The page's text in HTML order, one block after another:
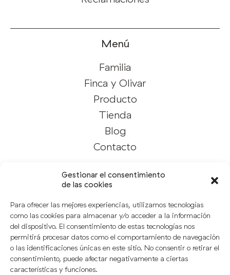
Gestionar el consentimiento
de las cookies
Para ofrecer las mejores experiencias, utilizamos tecnologías
como las cookies para almacenar y/o acceder a la información
del dispositivo. El consentimiento de estas tecnologías nos
permitirá procesar datos como el comportamiento de navegación
o las identificaciones únicas en este sitio. No consentir o retirar el
consentimiento, puede afectar negativamente a ciertas
características y funciones.
Menú
Familia
Finca y Olivar
Producto
Tienda
Blog
Contacto
Síguenos
Instagram
Facebook
Linkedin
Notas Legales